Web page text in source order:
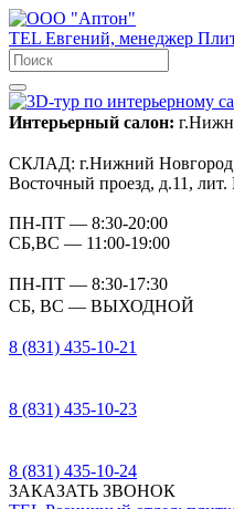
TEL Евгений, менеджер
Интерьерный салон:
СКЛАД: г.Нижний
Восточный проезд, д.11,
ПН-ПТ — 8:30-20:00
СБ,ВС — 11:00-19:00
ПН-ПТ — 8:30-17:30
СБ, ВС — ВЫХОДНОЙ
8 (831) 435-10-21
8 (831) 435-10-23
8 (831) 435-10-24
ЗАКАЗАТЬ ЗВОНОК